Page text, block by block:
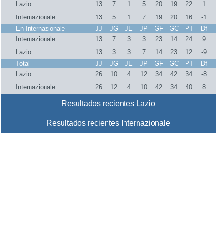
Lazio
13 7 1 5 20 19 22
1
Internazionale
13 5 1 7 19 20 16
-1
En Internazionale
JJ JG JE JP GF GC PT
Df
Internazionale
13 7 3 3 23 14 24
9
Lazio
13 3 3 7 14 23 12
-9
Total
JJ JG JE JP GF GC PT
Df
Lazio
26 10 4 12 34 42 34
-8
Internazionale
26 12 4 10 42 34 40 8
Resultados recientes Lazio
Resultados recientes Internazionale